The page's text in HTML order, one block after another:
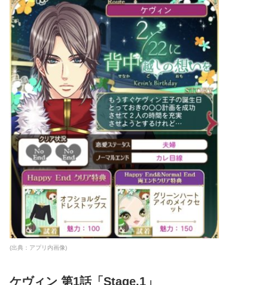
(出典：アプリ内画像)
ケヴィン 第1話「Stage.1」